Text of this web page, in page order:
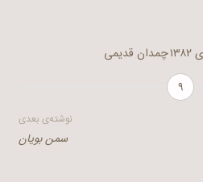
چمدان قدیمی
۹
نوشته‌ی بعدی
سمن بویان